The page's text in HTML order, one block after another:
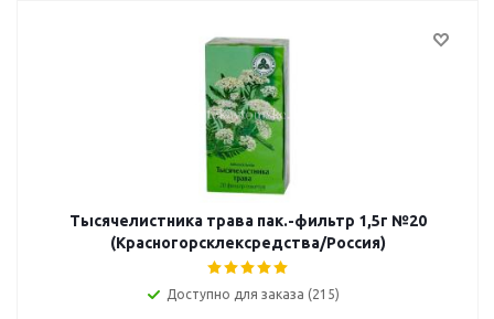
Тысячелистника трава пак.-фильтр 1,5г №20
(Красногорсклексредства/Россия)
Доступно для заказа (215)